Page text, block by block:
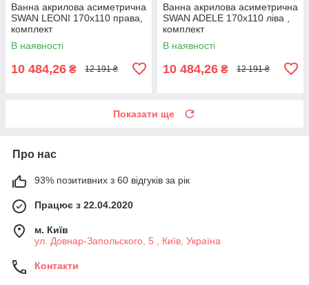
Ванна акрилова асиметрична
SWAN LEONI 170x110 права,
комплект
В наявності
10 484,26 ₴ 12 191 ₴
Ванна акрилова асиметрична
SWAN ADELE 170x110 ліва ,
комплект
В наявності
10 484,26 ₴ 12 191 ₴
Показати ще
Про нас
93% позитивних з 60 відгуків за рік
Працює з 22.04.2020
м. Київ
ул. Довнар-Запольского, 5 , Київ, Україна
Контакти